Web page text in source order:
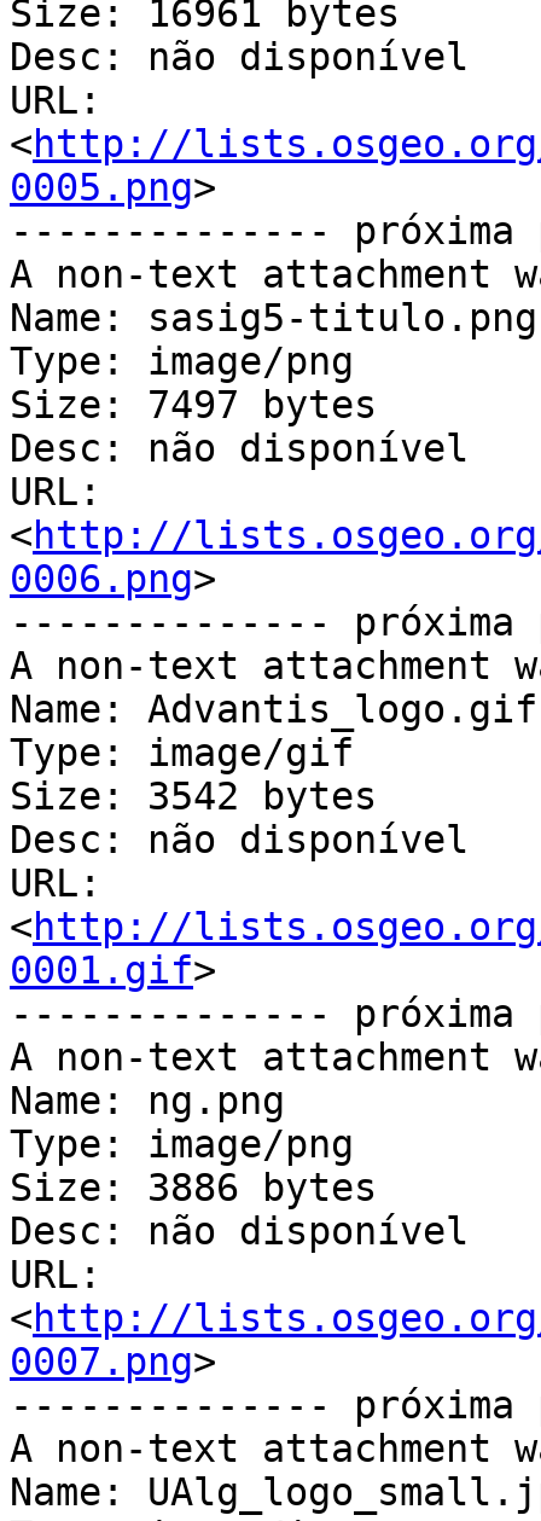
Size: 16961 bytes
Desc: não disponível
URL:
<http://lists.osgeo.org/
0005.png>
--------------
A non-text attachment
Name: sasig5-titulo.png
Type: image/png
Size: 7497 bytes
Desc: não disponível
URL:
<http://lists.osgeo.org/
0006.png>
--------------
A non-text attachment
Name: Advantis_logo.gif
Type: image/gif
Size: 3542 bytes
Desc: não disponível
URL:
<http://lists.osgeo.org/
0001.gif>
--------------
A non-text attachment
Name: ng.png
Type: image/png
Size: 3886 bytes
Desc: não disponível
URL:
<http://lists.osgeo.org/
0007.png>
--------------
A non-text attachment
Name: